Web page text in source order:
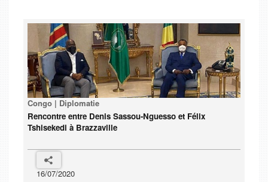
Congo | Diplomatie
Rencontre entre Denis Sassou-Nguesso et Félix
Tshisekedi à Brazzaville
16/07/2020